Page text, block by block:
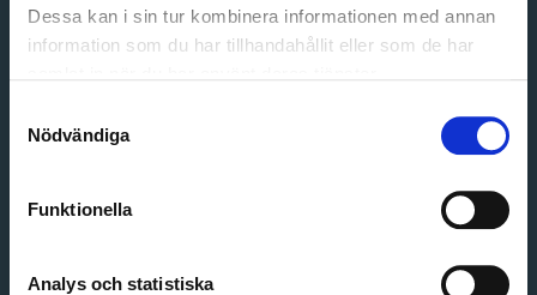
Dessa kan i sin tur kombinera informationen med annan
information som du har tillhandahållit eller som de har
Nödvändiga
Funktionella
Analys och statistiska
Email address
Customer service